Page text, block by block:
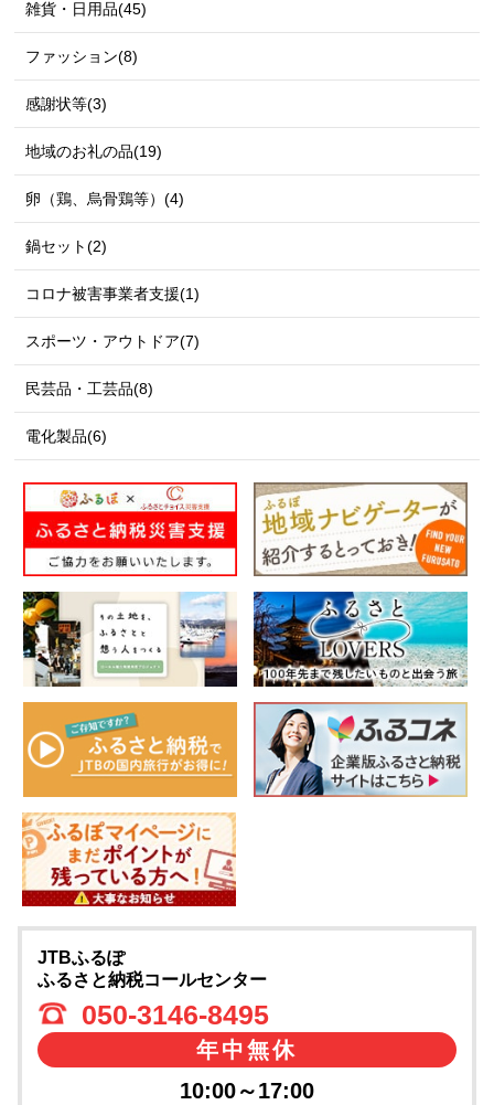
雑貨・日用品(45)
ファッション(8)
感謝状等(3)
地域のお礼の品(19)
卵（鶏、烏骨鶏等）(4)
鍋セット(2)
コロナ被害事業者支援(1)
スポーツ・アウトドア(7)
民芸品・工芸品(8)
電化製品(6)
JTBふるぽ
ふるさと納税コールセンター
050-3146-8495
年中無休
10:00～17:00